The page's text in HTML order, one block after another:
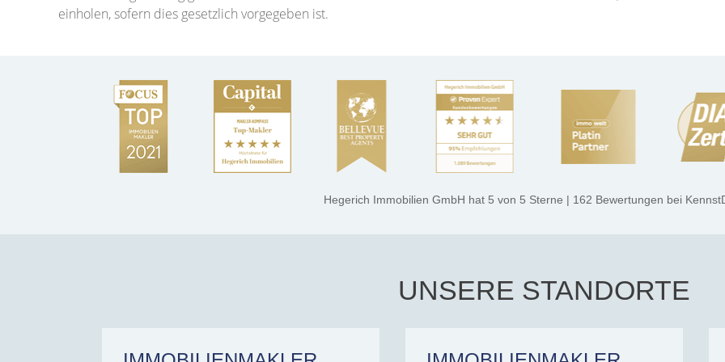
einholen, sofern dies gesetzlich vorgegeben ist.
Hegerich Immobilien GmbH hat 5 von 5 Sterne | 162 Bewertungen bei
UNSERE STANDORTE